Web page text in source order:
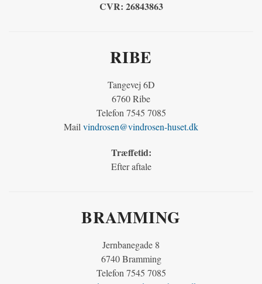
CVR: 26843863
RIBE
Tangevej 6D
6760 Ribe
Telefon 7545 7085
Mail vindrosen@vindrosen-huset.dk
Træffetid:
Efter aftale
BRAMMING
Jernbanegade 8
6740 Bramming
Telefon 7545 7085